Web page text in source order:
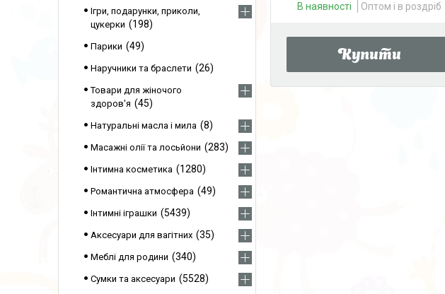
В наявності Оптом і в роздріб
Купити
Ігри, подарунки, приколи,
цукерки
198
Парики 49
Наручники та браслети 26
Товари для жіночого
здоров'я
45
Натуральні масла і мила 8
Масажні олії та лосьйони 283
Інтимна косметика 1280
Романтична атмосфера 49
Інтимні іграшки 5439
Аксесуари для вагітних 35
Меблі для родини 340
Сумки та аксесуари 5528